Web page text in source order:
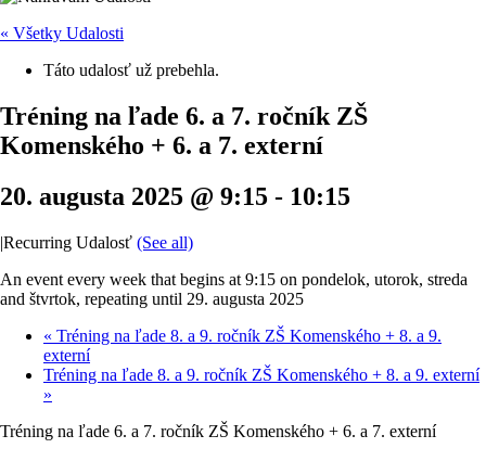
« Všetky Udalosti
Táto udalosť už prebehla.
Tréning na ľade 6. a 7. ročník ZŠ
Komenského + 6. a 7. externí
20. augusta 2025 @ 9:15 - 10:15
|Recurring Udalosť (See all)
An event every week that begins at 9:15 on pondelok, utorok, streda
and štvrtok, repeating until 29. augusta 2025
« Tréning na ľade 8. a 9. ročník ZŠ Komenského + 8. a 9.
externí
Tréning na ľade 8. a 9. ročník ZŠ Komenského + 8. a 9. externí
»
Tréning na ľade 6. a 7. ročník ZŠ Komenského + 6. a 7. externí